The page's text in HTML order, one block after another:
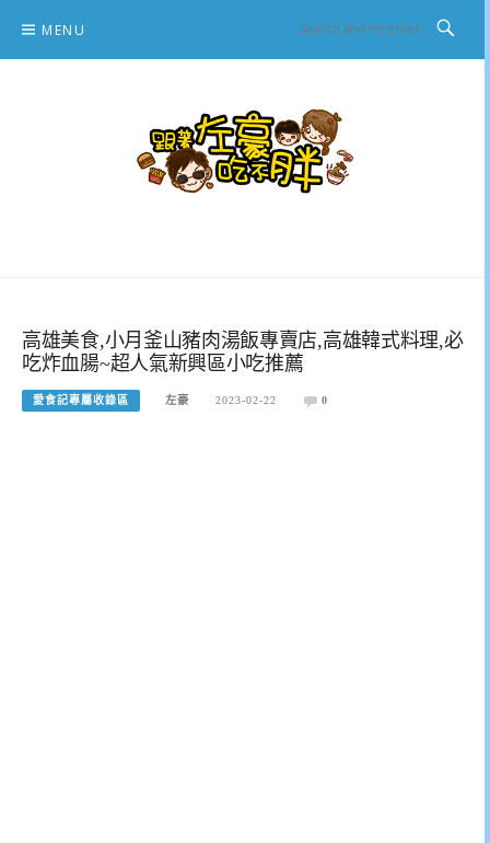
content
MENU
高雄美食,小月釜山豬肉湯飯專賣店,高雄韓式料理,必
吃炸血腸~超人氣新興區小吃推薦
愛食記專屬收錄區 左豪 2023-02-22 0